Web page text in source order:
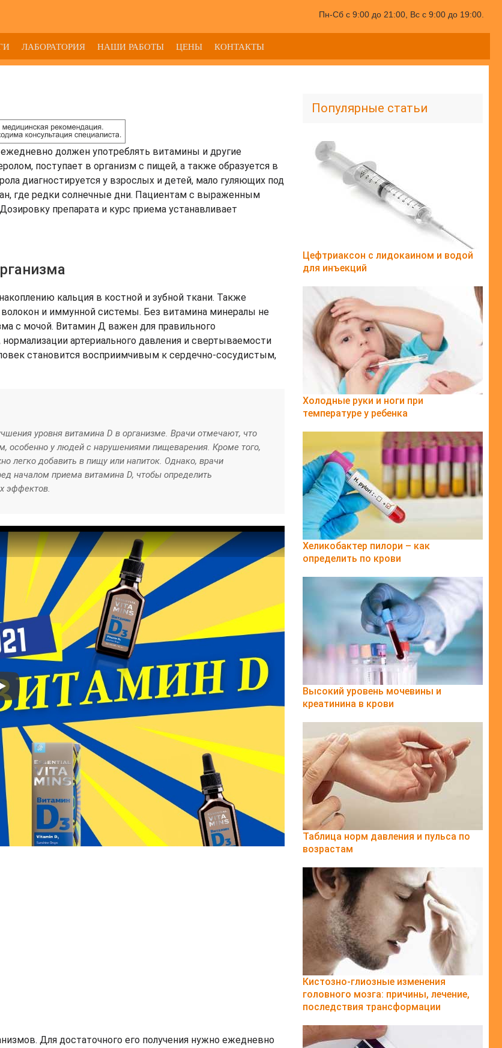
Пн-Сб с 9:00 до 21:00, Вс с 9:00 до 19:00.
ЛАБОРАТОРИЯ НАШИ РАБОТЫ ЦЕНЫ КОНТАКТЫ
должен употреблять витамины и другие
поступает в организм с пищей, а также образуется в
диагностируется у взрослых и детей, мало гуляющих под
где редки солнечные дни. Пациентам с выраженным
препарата и курс приема устанавливает
кальция в костной и зубной ткани. Также
и иммунной системы. Без витамина минералы не
с мочой. Витамин Д важен для правильного
артериального давления и свертываемости
становится восприимчивым к сердечно-сосудистым,
уровня витамина D в организме. Врачи отмечают, что
особенно у людей с нарушениями пищеварения. Кроме того,
легко добавить в пищу или напиток. Однако, врачи
началом приема витамина D, чтобы определить
эффектов.
Для достаточного его получения нужно ежедневно
Популярные статьи
Цефтриаксон с лидокаином и водой
для инъекций
Холодные руки и ноги при
температуре у ребенка
Хеликобактер пилори – как
определить по крови
Высокий уровень мочевины и
креатинина в крови
Таблица норм давления и пульса по
возрастам
Кистозно-глиозные изменения
головного мозга: причины, лечение,
последствия трансформации